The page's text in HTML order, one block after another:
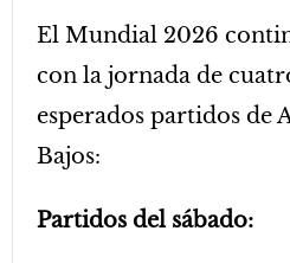
El Mundial 2026
con la jornada de
esperados partidos de
Bajos:
Partidos del sábado: